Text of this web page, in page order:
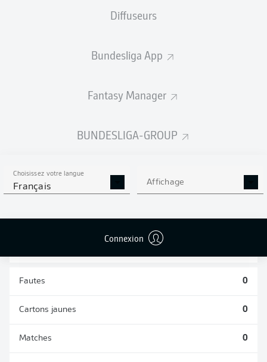
Diffuseurs
Bundesliga App
Fantasy Manager
BUNDESLIGA-GROUP
Choisissez votre langue
Français Affichage
Connexion
STATS DE LA SAISON
2021/2022
0 0
Fautes 0
Cartons jaunes 0
Matches 0